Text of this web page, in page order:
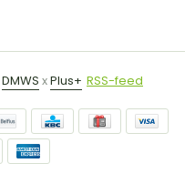
DMWS xPlus+ RSS-feed